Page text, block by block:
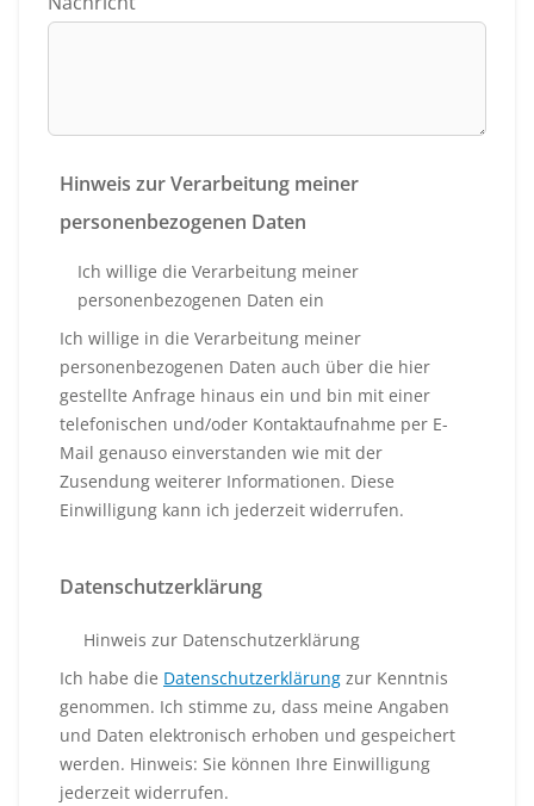
Hinweis zur Verarbeitung meiner
personenbezogenen Daten
Ich willige die Verarbeitung meiner
personenbezogenen Daten ein
Ich willige in die Verarbeitung meiner
personenbezogenen Daten auch über die hier
gestellte Anfrage hinaus ein und bin mit einer
telefonischen und/oder Kontaktaufnahme per E-
Mail genauso einverstanden wie mit der
Zusendung weiterer Informationen. Diese
Einwilligung kann ich jederzeit widerrufen.
Datenschutzerklärung
Hinweis zur Datenschutzerklärung
Ich habe die Datenschutzerklärung zur Kenntnis
genommen. Ich stimme zu, dass meine Angaben
und Daten elektronisch erhoben und gespeichert
werden. Hinweis: Sie können Ihre Einwilligung
jederzeit widerrufen.